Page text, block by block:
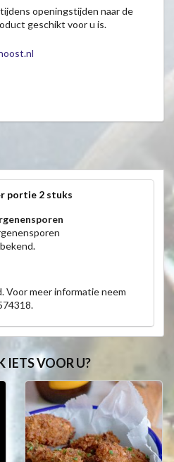
openingstijden naar de
geschikt voor u is.
portie 2 stuks
Voor meer informatie neem
IETS VOOR U?